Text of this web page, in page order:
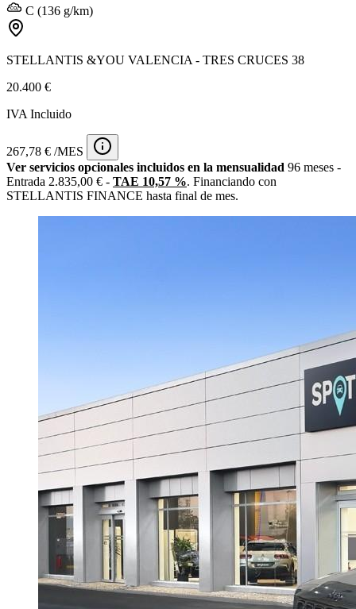
C (136 g/km)
STELLANTIS &YOU VALENCIA - TRES CRUCES 38
20.400 €
IVA Incluido
267,78 € /MES
Ver servicios opcionales incluidos en la mensualidad 96 meses -
Entrada 2.835,00 € - TAE 10,57 %. Financiando con
STELLANTIS FINANCE hasta final de mes.